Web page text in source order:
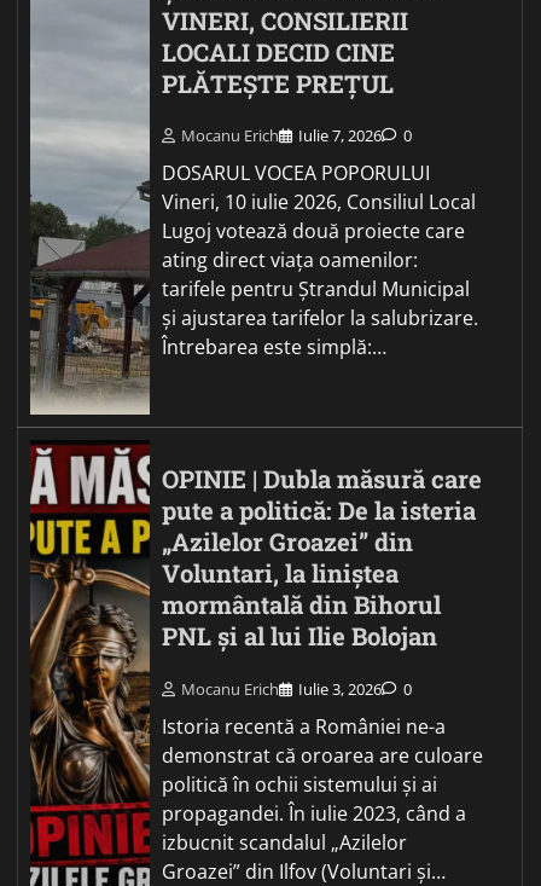
VINERI, CONSILIERII
LOCALI DECID CINE
PLĂTEȘTE PREȚUL
Mocanu Erich Iulie 7, 2026 0
DOSARUL VOCEA POPORULUI
Vineri, 10 iulie 2026, Consiliul Local
Lugoj votează două proiecte care
ating direct viața oamenilor:
tarifele pentru Ștrandul Municipal
și ajustarea tarifelor la salubrizare.
Întrebarea este simplă:…
OPINIE | Dubla măsură care
pute a politică: De la isteria
„Azilelor Groazei” din
Voluntari, la liniștea
mormântală din Bihorul
PNL și al lui Ilie Bolojan
Mocanu Erich Iulie 3, 2026 0
Istoria recentă a României ne-a
demonstrat că oroarea are culoare
politică în ochii sistemului și ai
propagandei. În iulie 2023, când a
izbucnit scandalul „Azilelor
Groazei” din Ilfov (Voluntari și…